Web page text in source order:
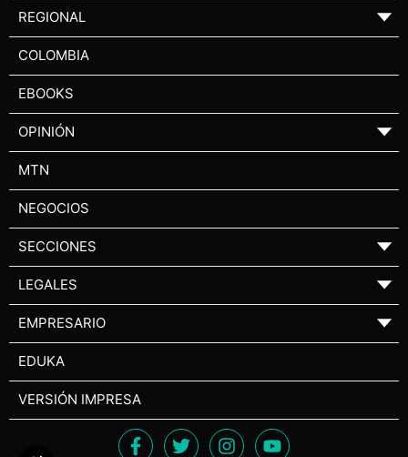
REGIONAL ▼
COLOMBIA
EBOOKS
OPINIÓN ▼
MTN
NEGOCIOS
SECCIONES ▼
LEGALES ▼
EMPRESARIO ▼
EDUKA
VERSIÓN IMPRESA